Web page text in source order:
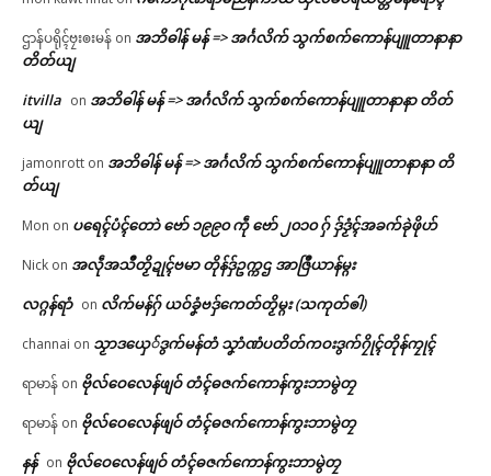
ဌာန်ပရိုၚ်ဗၠးၜးမန် on အဘိဓါန် မန် => အၚ်္ဂလိက် သွက်စက်ကောန်ပျူတာနာနာ
တိတ်ယျ
itvilla on အဘိဓါန် မန် => အၚ်္ဂလိက် သွက်စက်ကောန်ပျူတာနာနာ တိတ်
ယျ
jamonrott on အဘိဓါန် မန် => အၚ်္ဂလိက် သွက်စက်ကောန်ပျူတာနာနာ တိ
တ်ယျ
Mon on ပရေၚ်ပံၚ်တောဲ ဗော် ၁၉၉၀ ကဵု ဗော် ၂၀၁၀ ဂှ် ဒှ်ဒၟံၚ်အခက်ခုဲဖိုဟ်
Nick on အလဵုအသဳတၟိဍုၚ်ဗမာ တိုန်ဒှ်ဥက္ကဌ အာဇြဳယာန်မ္ဂး
လဂ္ဂန်ရာံ on လိက်မန်ဂှ် ယဝ်ခၞံဗဒှ်ကေတ်တၟိမ္ဂး (သကုတ်ၜါ)
channai on သၟာဒယှေ်ဒွက်မန်တံ သၞာံဏံပတိတ်ကဝးဒွက်ဂၠိုၚ်တိုန်ကၠုၚ်
ရာမာန် on ဗိုလ်ဝေလေန်ဖျဝ် တံၚ်ဓဇက်ကောန်ကွးဘာမွဲတၠ
ရာမာန် on ဗိုလ်ဝေလေန်ဖျဝ် တံၚ်ဓဇက်ကောန်ကွးဘာမွဲတၠ
နန် on ဗိုလ်ဝေလေန်ဖျဝ် တံၚ်ဓဇက်ကောန်ကွးဘာမွဲတၠ